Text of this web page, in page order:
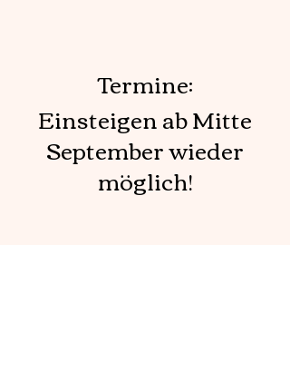
Termine:
Einsteigen ab Mitte
September wieder
möglich!